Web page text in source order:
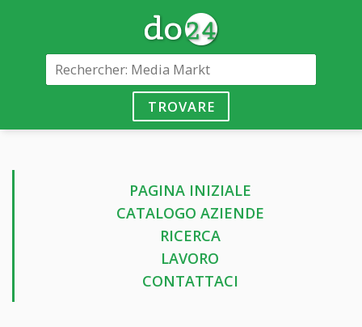
TROVARE
PAGINA INIZIALE
CATALOGO AZIENDE
RICERCA
LAVORO
CONTATTACI